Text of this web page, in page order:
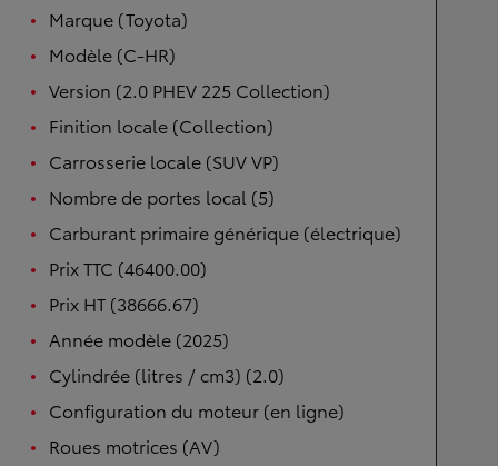
Marque (Toyota)
Modèle (C-HR)
Version (2.0 PHEV 225 Collection)
Finition locale (Collection)
Carrosserie locale (SUV VP)
Nombre de portes local (5)
Carburant primaire générique (électrique)
Prix TTC (46400.00)
Prix HT (38666.67)
Année modèle (2025)
Cylindrée (litres / cm3) (2.0)
Configuration du moteur (en ligne)
Roues motrices (AV)